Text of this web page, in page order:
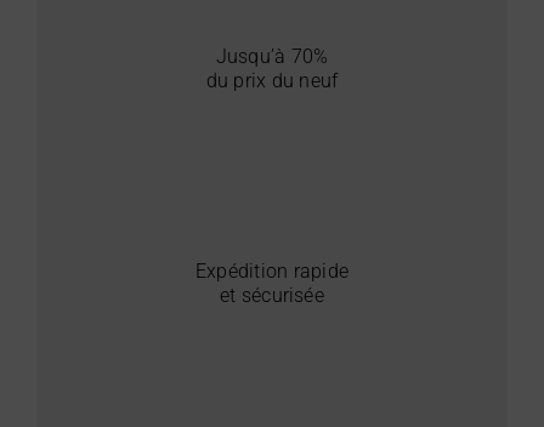
Jusqu’à 70%
du prix du neuf
Expédition rapide
et sécurisée